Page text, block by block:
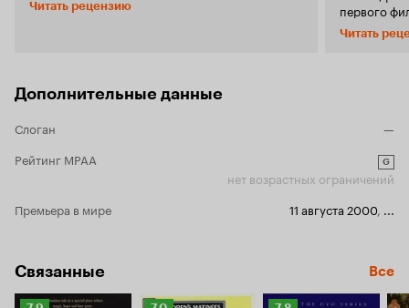
покажите нам фэнтези! Почему я сижу и жду
Читать рецензию
первого
времени.
все эти
площадку в
вокруг
что хоть качели
уровне,
фильме,
Читать
Дополнительные данные
Слоган
—
Рейтинг MPAA
G
нет возрастных ограничений
Премьера в мире
11 августа 2000,
Связанные Все